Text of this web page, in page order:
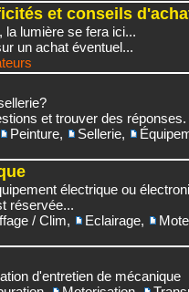
et conseils
la lumière se fera ici...
un achat éventuel...
et trouver des réponses.
Peinture, Sellerie,
électrique ou
réservée...
/ Clim, Eclairage,
d'entretien de mécanique